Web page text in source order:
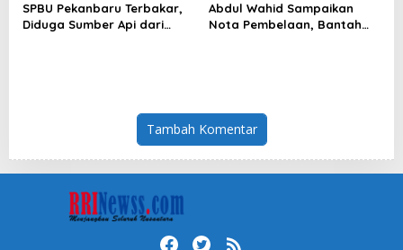
SPBU Pekanbaru Terbakar,
Diduga Sumber Api dari
Abdul Wahid Sampaikan
Nota Pembelaan, Bantah
Tambah Komentar